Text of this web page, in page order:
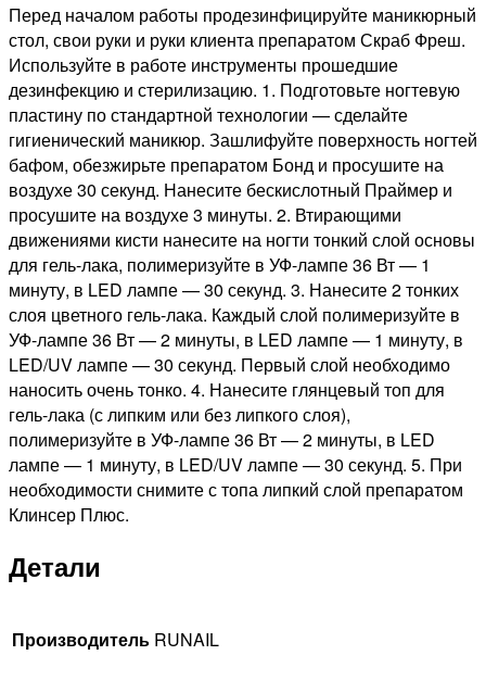
Перед началом работы продезинфицируйте маникюрный
стол, свои руки и руки клиента препаратом Скраб Фреш.
Используйте в работе инструменты прошедшие
дезинфекцию и стерилизацию. 1. Подготовьте ногтевую
пластину по стандартной технологии — сделайте
гигиенический маникюр. Зашлифуйте поверхность ногтей
бафом, обезжирьте препаратом Бонд и просушите на
воздухе 30 секунд. Нанесите бескислотный Праймер и
просушите на воздухе 3 минуты. 2. Втирающими
движениями кисти нанесите на ногти тонкий слой основы
для гель-лака, полимеризуйте в УФ-лампе 36 Вт — 1
минуту, в LED лампе — 30 секунд. 3. Нанесите 2 тонких
слоя цветного гель-лака. Каждый слой полимеризуйте в
УФ-лампе 36 Вт — 2 минуты, в LED лампе — 1 минуту, в
LED/UV лампе — 30 секунд. Первый слой необходимо
наносить очень тонко. 4. Нанесите глянцевый топ для
гель-лака (с липким или без липкого слоя),
полимеризуйте в УФ-лампе 36 Вт — 2 минуты, в LED
лампе — 1 минуту, в LED/UV лампе — 30 секунд. 5. При
необходимости снимите с топа липкий слой препаратом
Клинсер Плюс.
Детали
Производитель RUNAIL